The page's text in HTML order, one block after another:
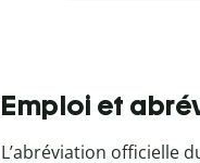
Emploi et
L’abréviation officielle